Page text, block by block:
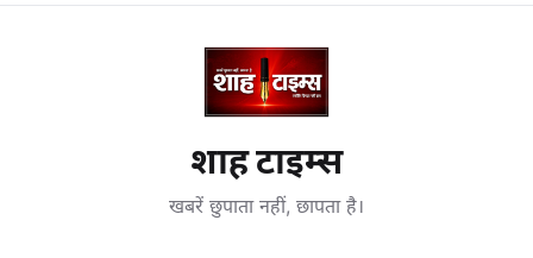
शाह टाइम्स
खबरें छुपाता नहीं, छापता है।